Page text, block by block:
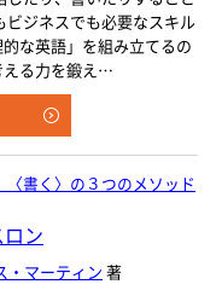
ビジネスでも必要なスキル
な英語」を組み立てるの
える力を鍛え…
〈書く〉の３つのメソッド
ン
・マーティン 著